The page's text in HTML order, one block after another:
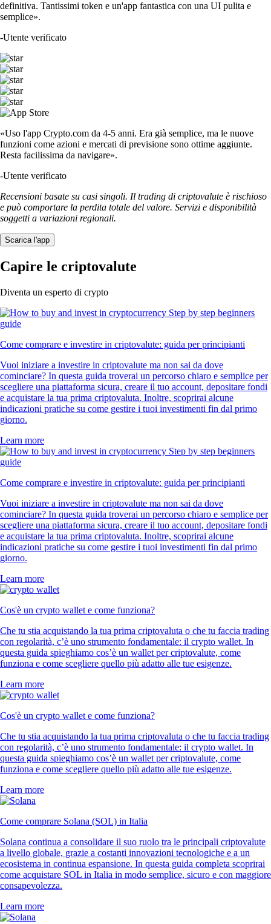
definitiva. Tantissimi token e un'app fantastica con una UI pulita e
semplice».
-Utente verificato
«Uso l'app Crypto.com da 4-5 anni. Era già semplice, ma le nuove
funzioni come azioni e mercati di previsione sono ottime aggiunte.
Resta facilissima da navigare».
-Utente verificato
Recensioni basate su casi singoli. Il trading di criptovalute è rischioso
e può comportare la perdita totale del valore. Servizi e disponibilità
soggetti a variazioni regionali.
Scarica l'app
Capire le criptovalute
Diventa un esperto di crypto
Come comprare e investire in criptovalute: guida per principianti
Vuoi iniziare a investire in criptovalute ma non sai da dove
cominciare? In questa guida troverai un percorso chiaro e semplice per
scegliere una piattaforma sicura, creare il tuo account, depositare fondi
e acquistare la tua prima criptovaluta. Inoltre, scoprirai alcune
indicazioni pratiche su come gestire i tuoi investimenti fin dal primo
giorno.
Learn more
Come comprare e investire in criptovalute: guida per principianti
Vuoi iniziare a investire in criptovalute ma non sai da dove
cominciare? In questa guida troverai un percorso chiaro e semplice per
scegliere una piattaforma sicura, creare il tuo account, depositare fondi
e acquistare la tua prima criptovaluta. Inoltre, scoprirai alcune
indicazioni pratiche su come gestire i tuoi investimenti fin dal primo
giorno.
Learn more
Cos'è un crypto wallet e come funziona?
Che tu stia acquistando la tua prima criptovaluta o che tu faccia trading
con regolarità, c’è uno strumento fondamentale: il crypto wallet. In
questa guida spieghiamo cos’è un wallet per criptovalute, come
funziona e come scegliere quello più adatto alle tue esigenze.
Learn more
Cos'è un crypto wallet e come funziona?
Che tu stia acquistando la tua prima criptovaluta o che tu faccia trading
con regolarità, c’è uno strumento fondamentale: il crypto wallet. In
questa guida spieghiamo cos’è un wallet per criptovalute, come
funziona e come scegliere quello più adatto alle tue esigenze.
Learn more
Come comprare Solana (SOL) in Italia
Solana continua a consolidare il suo ruolo tra le principali criptovalute
a livello globale, grazie a costanti innovazioni tecnologiche e a un
ecosistema in continua espansione. In questa guida completa scoprirai
come acquistare SOL in Italia in modo semplice, sicuro e con maggiore
consapevolezza.
Learn more